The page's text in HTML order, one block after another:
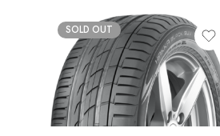
SOLD OUT